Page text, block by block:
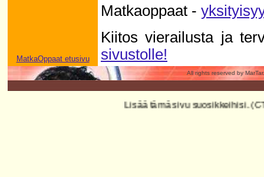
MatkaOppaat etusivu
Matkaoppaat -
Kiitos vierailusta ja
sivustolle!
All rights reserved by
Lisää tämä sivu suosikkeihisi. (CTRL+D)